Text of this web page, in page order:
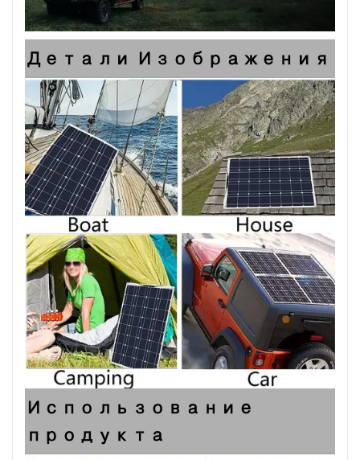
Детали Изображения
Использование
продукта